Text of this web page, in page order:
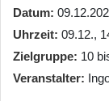
Datum
Uhrzeit 09.12.,
Zielgruppe 10
Veranstalter